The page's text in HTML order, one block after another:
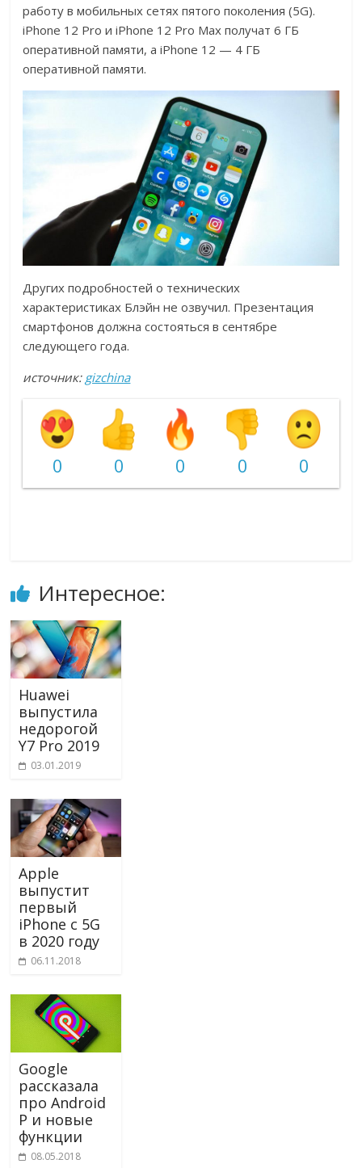
работу в мобильных сетях пятого поколения (5G).
iPhone 12 Pro и iPhone 12 Pro Max получат 6 ГБ
оперативной памяти, а iPhone 12 — 4 ГБ
оперативной памяти.
Других подробностей о технических
характеристиках Блэйн не озвучил. Презентация
смартфонов должна состояться в сентябре
следующего года.
источник: gizchina
0 0 0 0 0
Интересное:
Huawei
выпустила
недорогой
Y7 Pro 2019
03.01.2019
Apple
выпустит
первый
iPhone с 5G
в 2020 году
06.11.2018
Google
рассказала
про Android
P и новые
функции
08.05.2018